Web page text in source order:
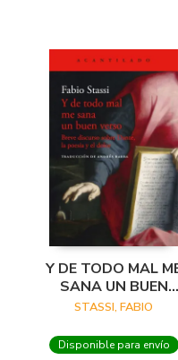
Y DE TODO MAL
SANA UN BUEN
VERSO
STASSI, FABIO
Disponible para envío